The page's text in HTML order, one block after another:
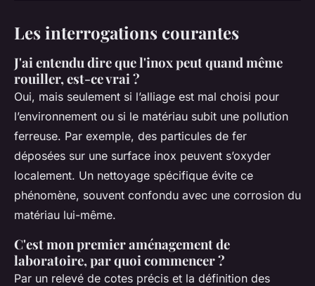
Les interrogations courantes
J'ai entendu dire que l'inox peut quand même
rouiller, est-ce vrai ?
Oui, mais seulement si l’alliage est mal choisi pour
l’environnement ou si le matériau subit une pollution
ferreuse. Par exemple, des particules de fer
déposées sur une surface inox peuvent s’oxyder
localement. Un nettoyage spécifique évite ce
phénomène, souvent confondu avec une corrosion du
matériau lui-même.
C'est mon premier aménagement de
laboratoire, par quoi commencer ?
Par un relevé de cotes précis et la définition des